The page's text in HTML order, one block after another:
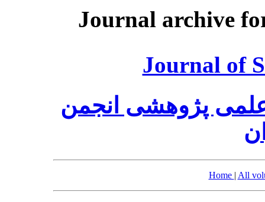
Journal archive
Journal of
پژوهشی انجمن
Home | All